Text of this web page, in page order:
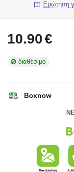
Ερώτηση
10.90€
διαθέσιμο
Boxnow